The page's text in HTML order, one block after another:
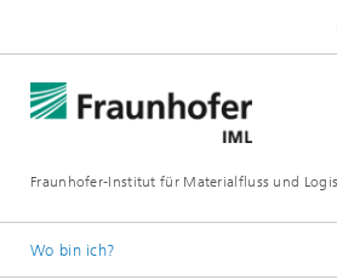
Fraunhofer-Institut für Materialfluss und
Wo bin ich?